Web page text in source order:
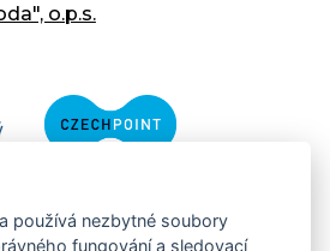
o.p.s.
používá nezbytné soubory
fungování a sledovací